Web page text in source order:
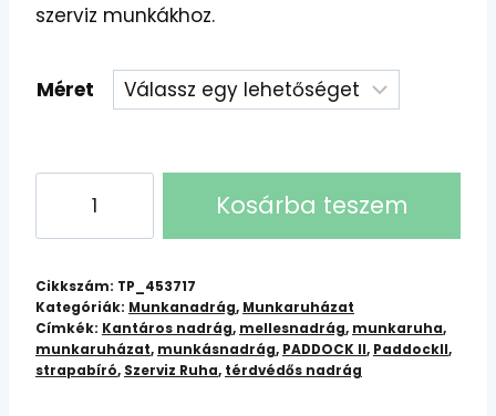
szerviz munkákhoz.
Méret
–
Erősitett
Munkavédelmi
Mellesnadrág
mennyiség
Kosárba teszem
Cikkszám: TP_453717
Kategóriák: Munkanadrág, Munkaruházat
Címkék: Kantáros nadrág, mellesnadrág, munkaruha,
munkaruházat, munkásnadrág, PADDOCK II, PaddockII,
strapabíró, Szerviz Ruha, térdvédős nadrág